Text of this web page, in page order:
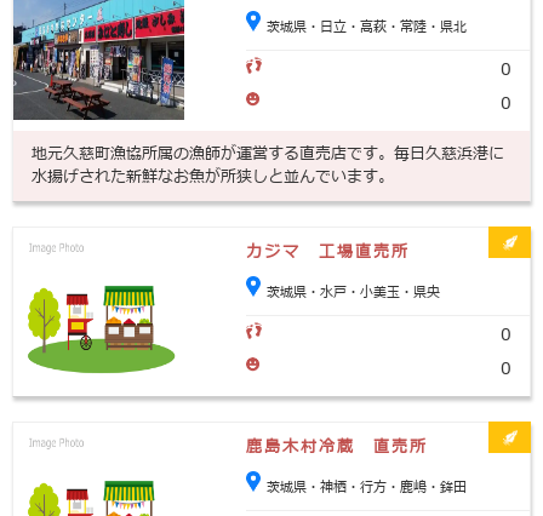
茨城県・日立・高萩・常陸・県北
0
0
地元久慈町漁協所属の漁師が運営する直売店です。毎日久慈浜港に
水揚げされた新鮮なお魚が所狭しと並んでいます。
カジマ 工場直売所
茨城県・水戸・小美玉・県央
0
0
鹿島木村冷蔵 直売所
茨城県・神栖・行方・鹿嶋・鉾田